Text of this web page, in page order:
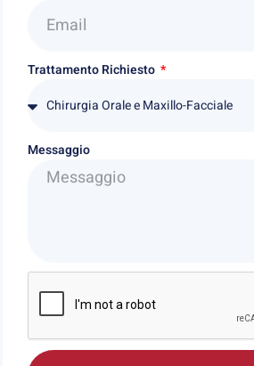
Trattamento Richiesto
Messaggio